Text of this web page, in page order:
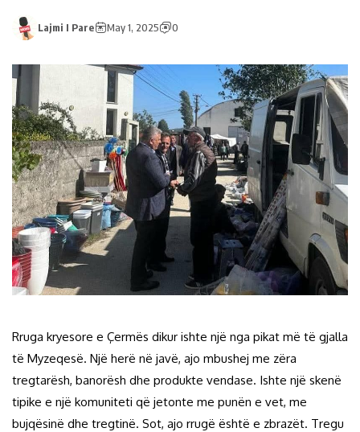
Lajmi I Pare May 1, 2025 0
Rruga kryesore e Çermës dikur ishte një nga pikat më të gjalla
të Myzeqesë. Një herë në javë, ajo mbushej me zëra
tregtarësh, banorësh dhe produkte vendase. Ishte një skenë
tipike e një komuniteti që jetonte me punën e vet, me
bujqësinë dhe tregtinë. Sot, ajo rrugë është e zbrazët. Tregu